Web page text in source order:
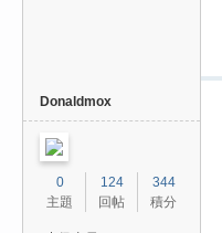
Donaldmox
0
主題
124
回帖
344
積分